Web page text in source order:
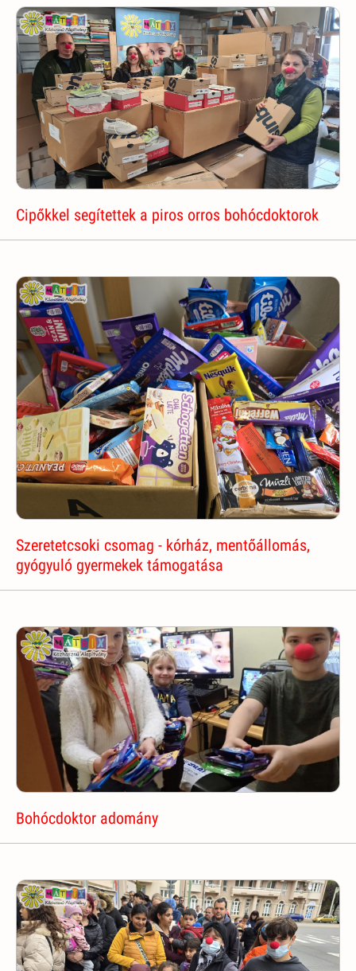
Cipőkkel segítettek a piros orros bohócdoktorok
Szeretetcsoki csomag - kórház, mentőállomás,
gyógyuló gyermekek támogatása
Bohócdoktor adomány